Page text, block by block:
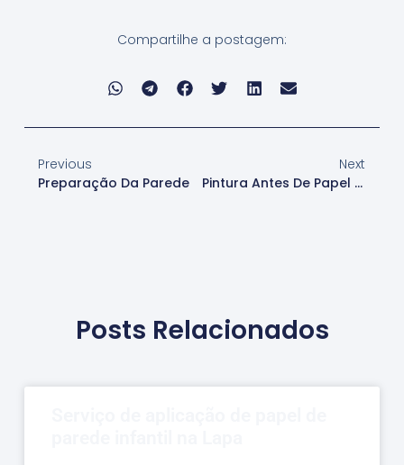
Compartilhe a postagem:
Previous
Preparação Da Parede
Next
Pintura Antes De Papel De Parede
Posts Relacionados